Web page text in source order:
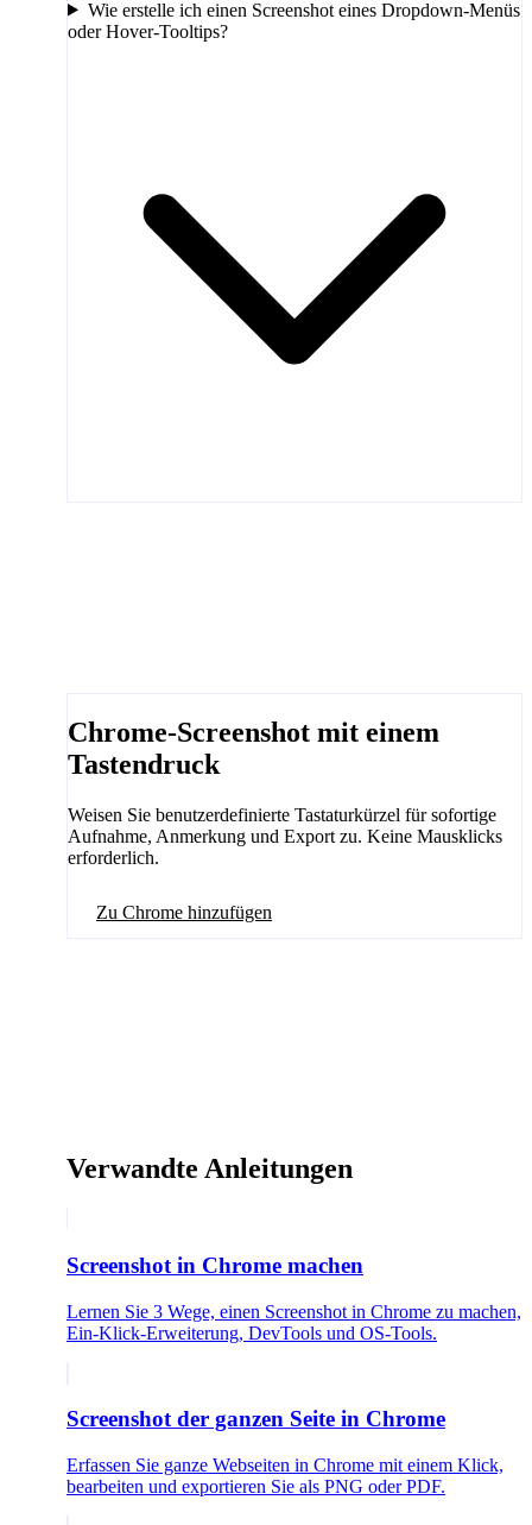
Wie erstelle ich einen Screenshot eines Dropdown-Menüs
oder Hover-Tooltips?
Chrome-Screenshot mit einem
Tastendruck
Weisen Sie benutzerdefinierte Tastaturkürzel für sofortige
Aufnahme, Anmerkung und Export zu. Keine Mausklicks
erforderlich.
Zu Chrome hinzufügen
Verwandte Anleitungen
Screenshot in Chrome machen
Lernen Sie 3 Wege, einen Screenshot in Chrome zu machen,
Ein-Klick-Erweiterung, DevTools und OS-Tools.
Screenshot der ganzen Seite in Chrome
Erfassen Sie ganze Webseiten in Chrome mit einem Klick,
bearbeiten und exportieren Sie als PNG oder PDF.